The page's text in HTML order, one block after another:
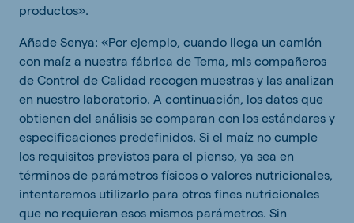
productos».
Añade Senya: «Por ejemplo, cuando llega un camión
con maíz a nuestra fábrica de Tema, mis compañeros
de Control de Calidad recogen muestras y las analizan
en nuestro laboratorio. A continuación, los datos que
obtienen del análisis se comparan con los estándares y
especificaciones predefinidos. Si el maíz no cumple
los requisitos previstos para el pienso, ya sea en
términos de parámetros físicos o valores nutricionales,
intentaremos utilizarlo para otros fines nutricionales
que no requieran esos mismos parámetros. Sin